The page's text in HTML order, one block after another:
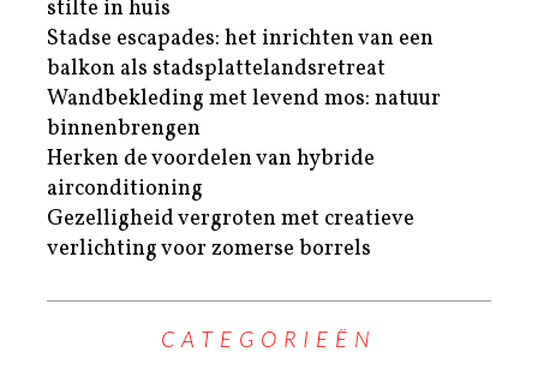
stilte in huis
Stadse escapades: het inrichten van een
balkon als stadsplattelandsretreat
Wandbekleding met levend mos: natuur
binnenbrengen
Herken de voordelen van hybride
airconditioning
Gezelligheid vergroten met creatieve
verlichting voor zomerse borrels
CATEGORIEËN